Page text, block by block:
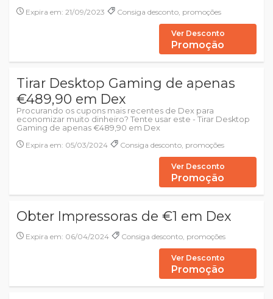
Expira em: 21/09/2023
Consiga desconto, promoções
Ver Desconto
Promoção
Tirar Desktop Gaming de apenas
€489,90 em Dex
Procurando os cupons mais recentes de Dex para
economizar muito dinheiro? Tente usar este - Tirar Desktop
Gaming de apenas €489,90 em Dex
Expira em: 05/03/2024
Consiga desconto, promoções
Ver Desconto
Promoção
Obter Impressoras de €1 em Dex
Expira em: 06/04/2024 Consiga desconto, promoções
Ver Desconto
Promoção